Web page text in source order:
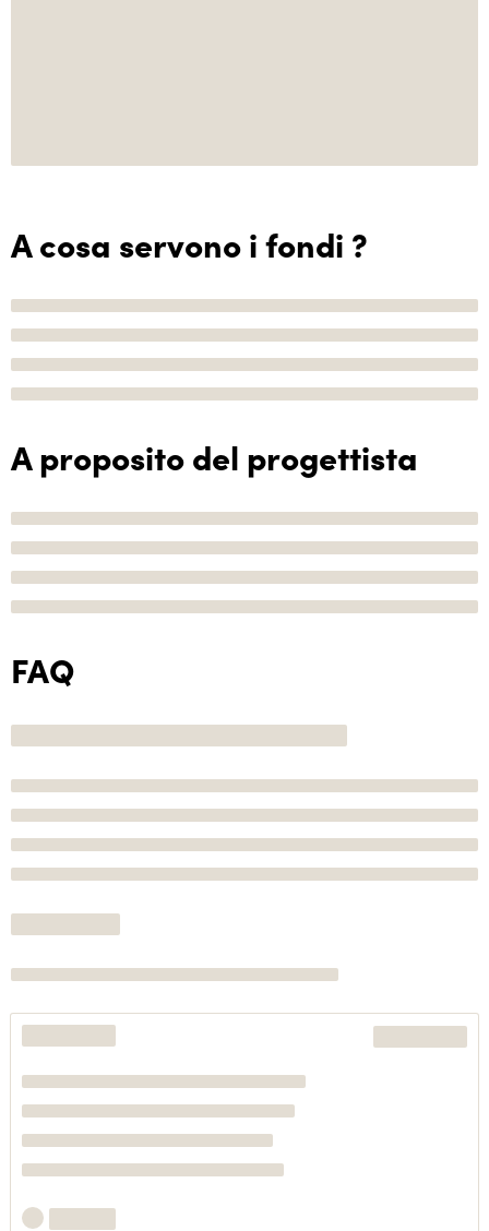
A cosa servono i fondi ?
A proposito del progettista
FAQ